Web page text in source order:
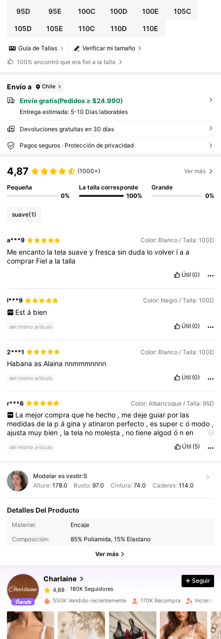
95D 95E 100C 100D 100E 105C
105D 105E 110C 110D 110E
Verificar mi tamaño
Guía de Tallas
100% encontró que era fiel a la talla
Envío a Chile
Envío gratis(Pedidos ≥ $24.990)
Entrega estimada: 5-10 Días laborables
Devoluciones gratuitas en 30 días
Pagos seguros · Protección de privacidad
4,87 (1000+) Ver más
Pequeña
0%
La talla corresponde
100%
Grande
0%
suave(1)
a***9 Color: Blanco / Talla: 100D
Meencanto latelasuaveyfrescasinduda lovolver íaa
comprar Fiela latalla
Útil (0)
l***9 Color: Negro / Talla: 100D
Est á bien
del mismo artículo Útil (0)
2***1 Color: Blanco / Talla: 100D
HabanaasAlaina nnmmmnnnn
del mismo artículo Útil (0)
r***6 Color: Albaricoque / Talla: 95D
La mejor compra que he hecho , me deje guiar por las
medidasde la páginayatinaron perfecto ,essupercó modo ,
ajusta muy bien , latela no molesta , notienealgodó nen
100
recomendado
del mismo artículo Útil (5)
Modelar es vestir:S
Altura: 178.0 Busto:97.0 Cintura: 74.0 Caderas: 114.0
Detalles Del Producto
Material:
Encaje
Composición:
85% Poliamida, 15% Elastano
Ver más
Charlaine
180K Seguidores
180K Seguidores
4,88 180K Seguidores
4,88 180K Seguidores
Seguir
550K Vendido recientemente 170K Recompra